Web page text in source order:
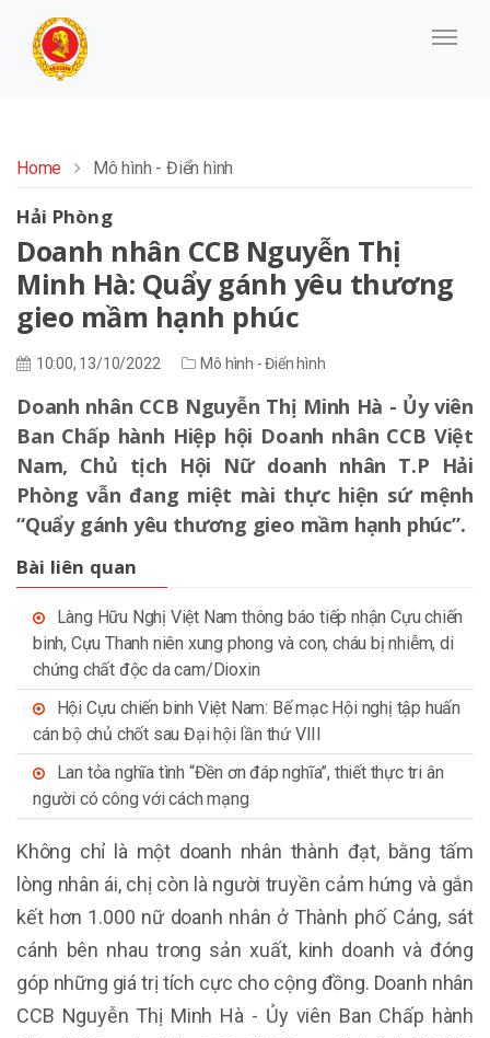
Home Mô hình - Điển hình
Hải Phòng
Doanh nhân CCB Nguyễn Thị
Minh Hà: Quẩy gánh yêu thương
gieo mầm hạnh phúc
10:00, 13/10/2022 Mô hình - Điển hình
Doanh nhân CCB Nguyễn Thị Minh Hà - Ủy viên
Ban Chấp hành Hiệp hội Doanh nhân CCB Việt
Nam, Chủ tịch Hội Nữ doanh nhân T.P Hải
Phòng vẫn đang miệt mài thực hiện sứ mệnh
“Quẩy gánh yêu thương gieo mầm hạnh phúc”.
Bài liên quan
Làng Hữu Nghị Việt Nam thông báo tiếp nhận Cựu chiến
binh, Cựu Thanh niên xung phong và con, cháu bị nhiễm, di
chứng chất độc da cam/Dioxin
Hội Cựu chiến binh Việt Nam: Bế mạc Hội nghị tập huấn
cán bộ chủ chốt sau Đại hội lần thứ VIII
Lan tỏa nghĩa tình “Đền ơn đáp nghĩa”, thiết thực tri ân
người có công với cách mạng
Không chỉ là một doanh nhân thành đạt, bằng tấm
lòng nhân ái, chị còn là người truyền cảm hứng và gắn
kết hơn 1.000 nữ doanh nhân ở Thành phố Cảng, sát
cánh bên nhau trong sản xuất, kinh doanh và đóng
góp những giá trị tích cực cho cộng đồng. Doanh nhân
CCB Nguyễn Thị Minh Hà - Ủy viên Ban Chấp hành